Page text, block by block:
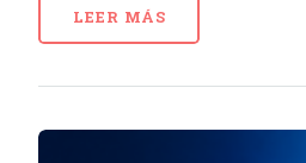
LEER MÁS